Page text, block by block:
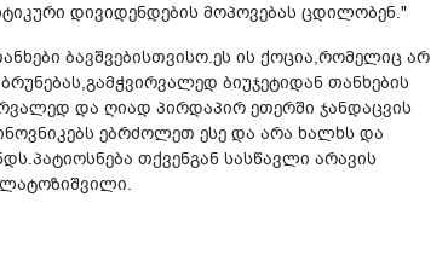
დივიდენდების მოპოვებას ცდილობენ."
ბავშვებისთვისო.ეს ის ქოცია,რომელიც არ
ბიუჯეტიდან თანხების
და ღიად პირდაპირ ეთერში ჯანდაცვის
ებრძოლეთ ესე და არა ხალხს და
თქვენგან სასწავლი არავის